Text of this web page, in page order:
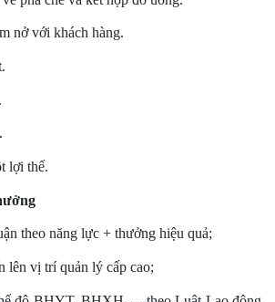
nở với khách hàng.
lợi thế.
theo năng lực + thưởng hiệu quả;
lên vị trí quản lý cấp cao;